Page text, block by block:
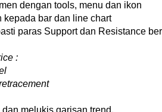
dengan tools, menu dan ikon
kepada bar dan line chart
paras Support dan Resistance
:
dan melukis garisan trend.